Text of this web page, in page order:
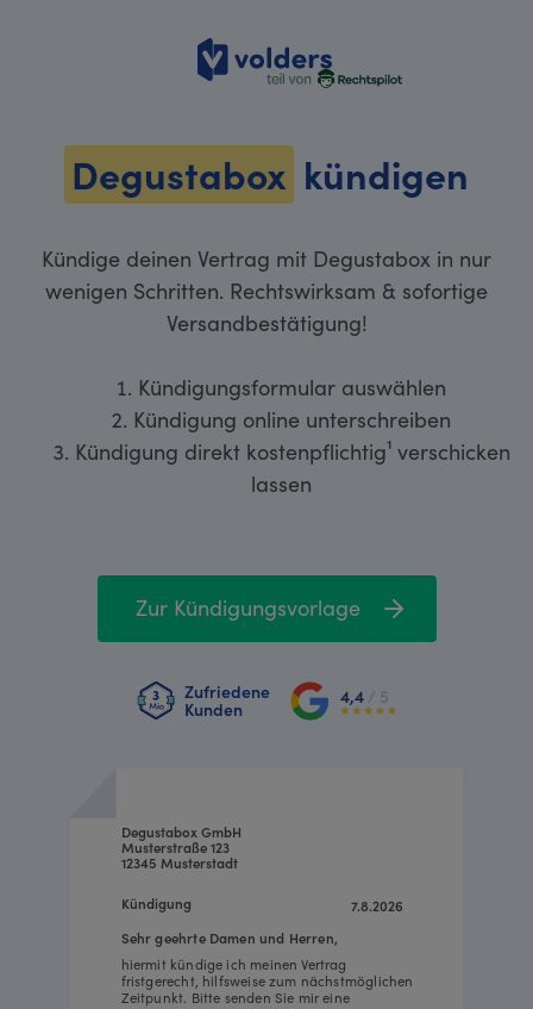
volders
Degustabox kündigen
Kündige deinen Vertrag mit Degustabox in nur
wenigen Schritten. Rechtswirksam & sofortige
Versandbestätigung!
Kündigungsformular auswählen
Kündigung online unterschreiben
Kündigung direkt kostenpflichtig¹ verschicken
lassen
Zur Kündigungsvorlage
Zufriedene
Kunden
4,4 / 5
7.8.2026
Degustabox GmbH
Musterstraße 123
12345 Musterstadt
hiermit kündige ich meinen Vertrag
fristgerecht, hilfsweise zum nächstmöglichen
Zeitpunkt. Bitte senden Sie mir eine
Sehr geehrte Damen und Herren,
Kündigung